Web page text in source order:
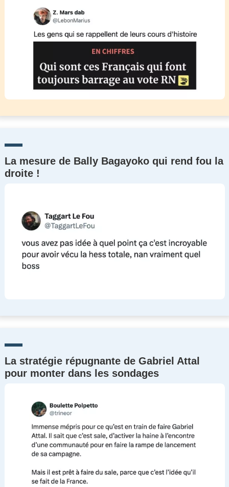
La mesure de Bally Bagayoko qui rend fou la
droite !
La stratégie répugnante de Gabriel Attal
pour monter dans les sondages